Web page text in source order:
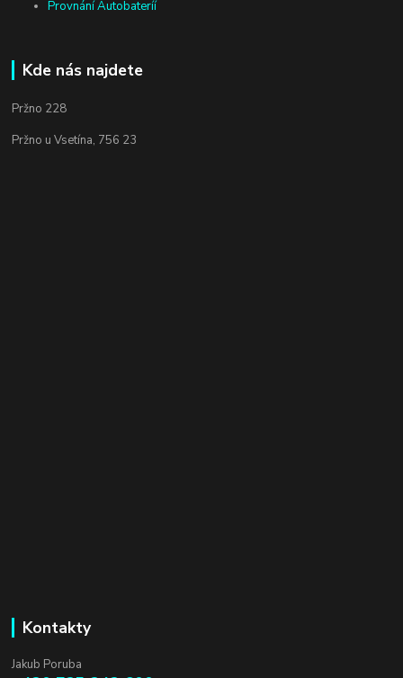
Provnání Autobateríí
Kde nás najdete
Pržno 228
Pržno u Vsetína, 756 23
Kontakty
Jakub Poruba